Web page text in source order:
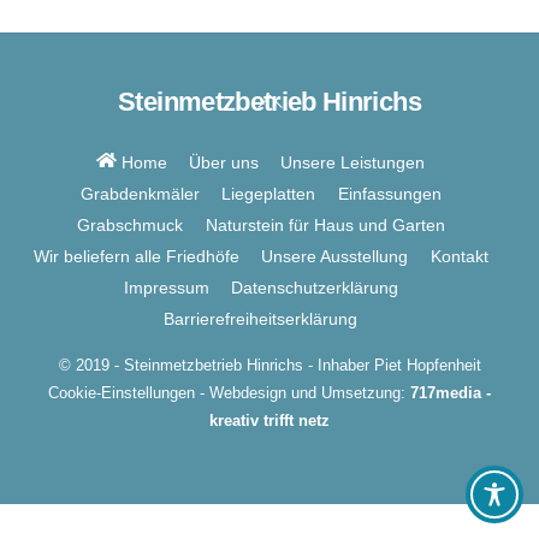
Back
Top
Steinmetzbetrieb Hinrichs
Home Über uns
Unsere Leistungen
Grabdenkmäler
Liegeplatten
Einfassungen
Grabschmuck
Naturstein für Haus und Garten
Wir beliefern alle Friedhöfe
Unsere Ausstellung
Kontakt
Impressum
Datenschutzerklärung
Barrierefreiheitserklärung
© 2019 - Steinmetzbetrieb Hinrichs - Inhaber Piet Hopfenheit
Cookie-Einstellungen - Webdesign und Umsetzung: 717media -
kreativ trifft netz